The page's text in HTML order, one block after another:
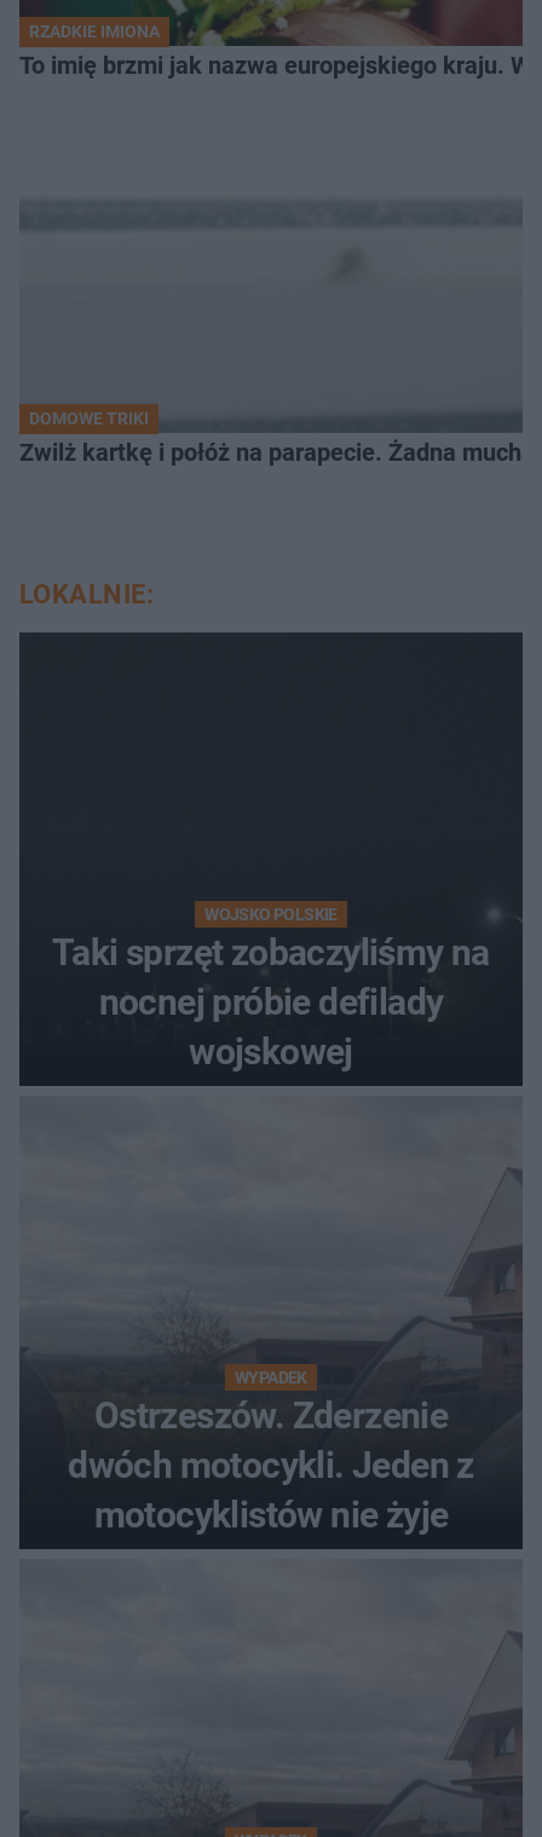
RZADKIE IMIONA
To imię brzmi jak nazwa europejskiego kraju.
DOMOWE TRIKI
Zwilż kartkę i połóż na parapecie. Żadna
LOKALNIE:
WOJSKO POLSKIE
Taki sprzęt zobaczyliśmy na
nocnej próbie defilady
wojskowej
WYPADEK
Ostrzeszów. Zderzenie
dwóch motocykli. Jeden z
motocyklistów nie żyje